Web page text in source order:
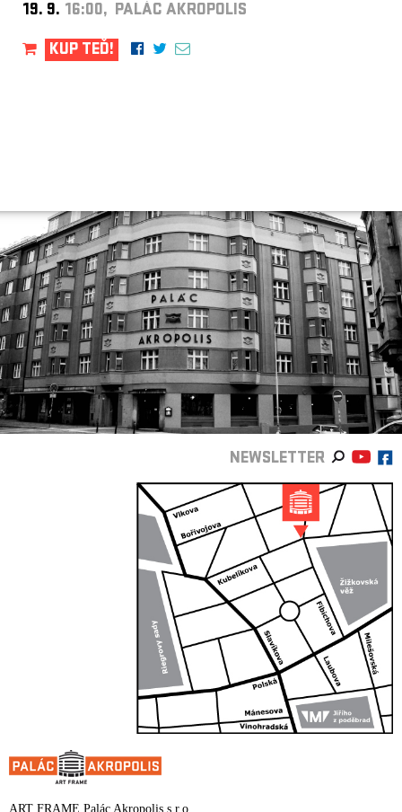
19. 9. 16:00, PALÁC AKROPOLIS
KUP TEĎ!
NEWSLETTER
ART FRAME Palác Akropolis s.r.o.